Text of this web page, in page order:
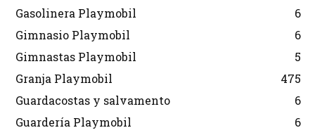
Gasolinera Playmobil
6
Gimnasio Playmobil
6
Gimnastas Playmobil
5
Granja Playmobil
475
Guardacostas y salvamento
6
Guardería Playmobil
6